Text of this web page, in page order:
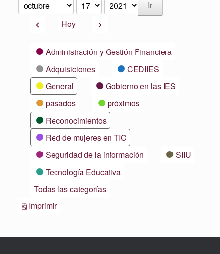
Mes
Día
Año
AnteriorHoy Siguiente
CategoríasAdministración y Gestión Financiera
Adquisiciones
CEDIIES
General
Gobierno en las IES
pasados
próximos
Reconocimientos
Red de mujeres en TIC
Seguridad de la información
SIIU
Tecnología Educativa
Todas las categorías
ImprimirVistas